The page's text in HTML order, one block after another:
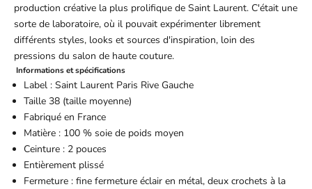
production créative la plus prolifique de Saint Laurent. C'était une
sorte de laboratoire, où il pouvait expérimenter librement
différents styles, looks et sources d'inspiration, loin des
pressions du salon de haute couture.
Informations et spécifications
Label : Saint Laurent Paris Rive Gauche
Taille 38 (taille moyenne)
Fabriqué en France
Matière : 100 % soie de poids moyen
Ceinture : 2 pouces
Entièrement plissé
Fermeture : fine fermeture éclair en métal, deux crochets à la